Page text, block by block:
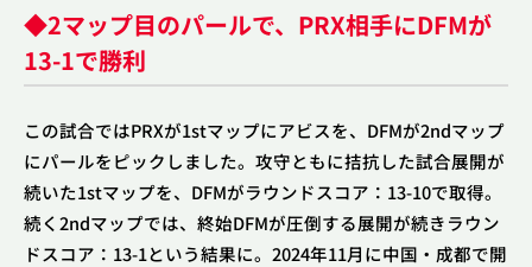
◆2マップ目のパールで、PRX相手にDFMが
13-1で勝利
この試合ではPRXが1stマップにアビスを、DFMが2ndマップ
にパールをピックしました。攻守ともに拮抗した試合展開が
続いた1stマップを、DFMがラウンドスコア：13-10で取得。
続く2ndマップでは、終始DFMが圧倒する展開が続きラウン
ドスコア：13-1という結果に。2024年11月に中国・成都で開